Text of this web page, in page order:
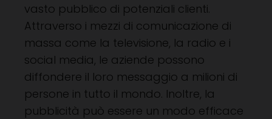
vasto pubblico di potenziali clienti.
Attraverso i mezzi di comunicazione di
massa come la televisione, la radio e i
social media, le aziende possono
diffondere il loro messaggio a milioni di
persone in tutto il mondo. Inoltre, la
pubblicità può essere un modo efficace